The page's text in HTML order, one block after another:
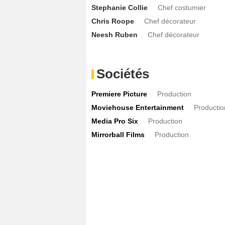
Stephanie Collie
Chef costumier
Chris Roope
Chef décorateur
Neesh Ruben
Chef décorateur
Sociétés
Premiere Picture
Production
Moviehouse Entertainment
Media Pro Six
Production
Mirrorball Films
Production